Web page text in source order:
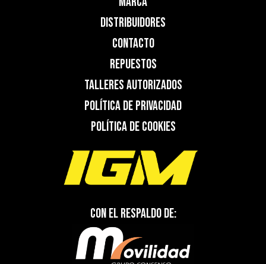
Distribuidores
Contacto
Repuestos
Talleres Autorizados
Política de Privacidad
Política de Cookies
Con el respaldo de: